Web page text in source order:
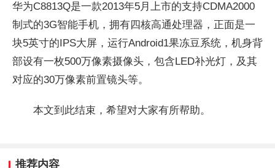
华为C8813Q是一款2013年5月上市的支持CDMA2000
制式的3G智能手机，拥有四核高通处理器，正面是一
块5英寸的IPS大屏，运行Android1果冻豆系统，机身背
部设有一枚500万像素摄像头，包含LED补光灯，及其
对应的30万像素前置镜头等。
本文到此结束，希望对大家有所帮助。
推荐内容